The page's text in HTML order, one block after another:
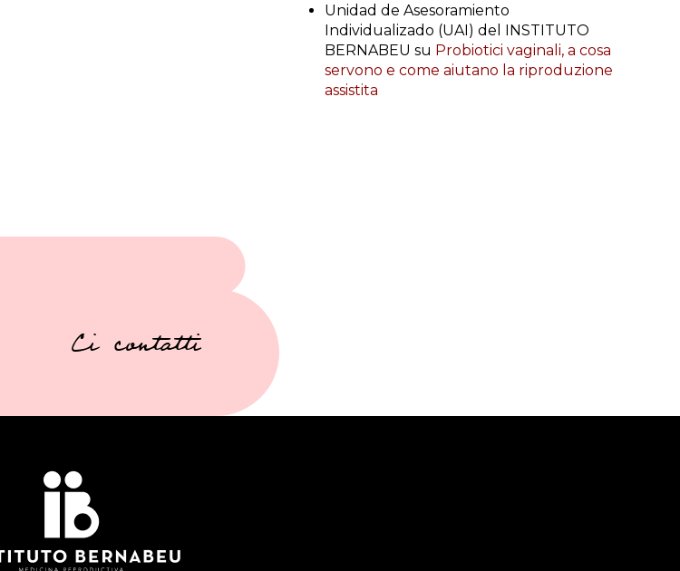
Unidad de Asesoramiento
Individualizado (UAI) del INSTITUTO
BERNABEU su Probiotici vaginali, a cosa
servono e come aiutano la riproduzione
assistita
Ci contatti